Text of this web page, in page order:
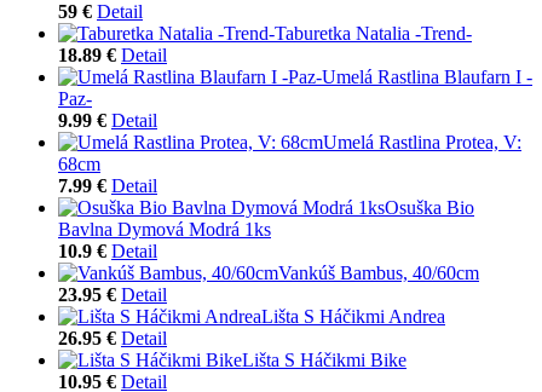
59 € Detail
Taburetka Natalia -Trend-
18.89 € Detail
Umelá Rastlina Blaufarn I -
Paz-
9.99 € Detail
Umelá Rastlina Protea, V:
68cm
7.99 € Detail
Osuška Bio
Bavlna Dymová Modrá 1ks
10.9 € Detail
Vankúš Bambus, 40/60cm
23.95 € Detail
Lišta S Háčikmi Andrea
26.95 € Detail
Lišta S Háčikmi Bike
10.95 € Detail